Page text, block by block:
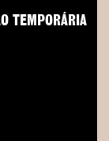
TEMPORÁRIA